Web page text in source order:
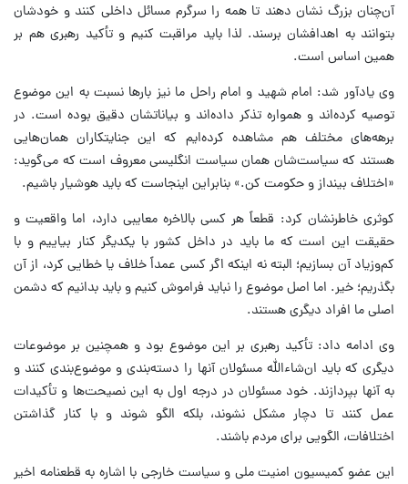
آن‌چنان بزرگ نشان دهند تا همه را سرگرم مسائل داخلی کنند و خودشان
بتوانند به اهدافشان برسند. لذا باید مراقبت کنیم و تأکید رهبری هم بر
همین اساس است.
وی یادآور شد: امام شهید و امام راحل ما نیز بارها نسبت به این موضوع
توصیه کرده‌اند و همواره تذکر داده‌اند و بیاناتشان دقیق بوده است. در
برهه‌های مختلف هم مشاهده کرده‌ایم که این جنایتکاران همان‌هایی
هستند که سیاست‌شان همان سیاست انگلیسی معروف است که می‌گوید:
«اختلاف بینداز و حکومت کن.» بنابراین اینجاست که باید هوشیار باشیم.
کوثری خاطرنشان کرد: قطعاً هر کسی بالاخره معایبی دارد، اما واقعیت و
حقیقت این است که ما باید در داخل کشور با یکدیگر کنار بیاییم و با
کم‌وزیاد آن بسازیم؛ البته نه اینکه اگر کسی عمداً خلاف یا خطایی کرد، از آن
بگذریم؛ خیر. اما اصل موضوع را نباید فراموش کنیم و باید بدانیم که دشمن
اصلی ما افراد دیگری هستند.
وی ادامه داد: تأکید رهبری بر این موضوع بود و همچنین بر موضوعات
دیگری که باید ان‌شاءالله مسئولان آنها را دسته‌بندی و موضوع‌بندی کنند و
به آنها بپردازند. خود مسئولان در درجه اول به این نصیحت‌ها و تأکیدات
عمل کنند تا دچار مشکل نشوند، بلکه الگو شوند و با کنار گذاشتن
اختلافات، الگویی برای مردم باشند.
این عضو کمیسیون امنیت ملی و سیاست خارجی با اشاره به قطعنامه اخیر